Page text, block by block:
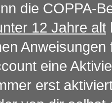
die COPPA-
12 Jahre alt
eine
erst